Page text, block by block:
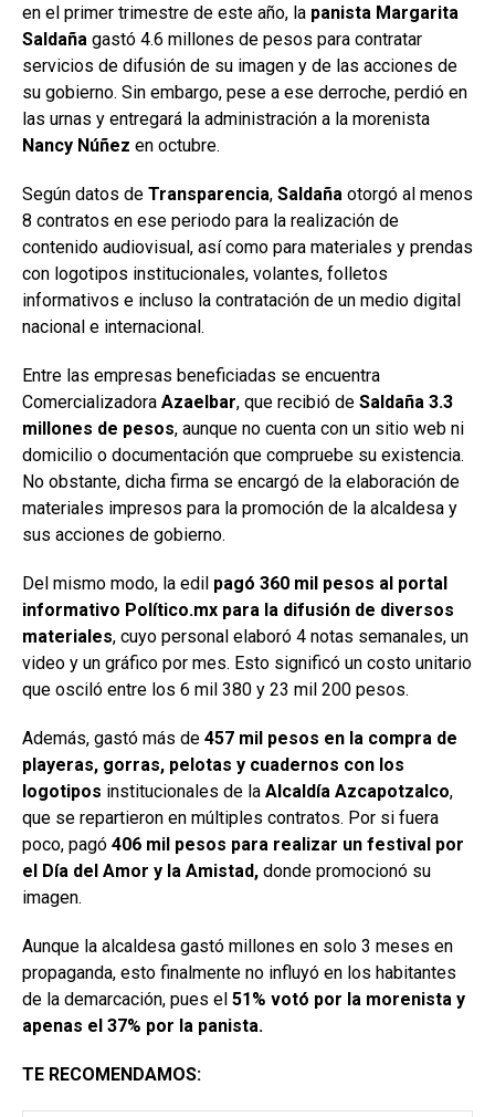
en el primer trimestre de este año, la panista Margarita
Saldaña gastó 4.6 millones de pesos para contratar
servicios de difusión de su imagen y de las acciones de
su gobierno. Sin embargo, pese a ese derroche, perdió en
las urnas y entregará la administración a la morenista
Nancy Núñez en octubre.
Según datos de Transparencia, Saldaña otorgó al menos
8 contratos en ese periodo para la realización de
contenido audiovisual, así como para materiales y prendas
con logotipos institucionales, volantes, folletos
informativos e incluso la contratación de un medio digital
nacional e internacional.
Entre las empresas beneficiadas se encuentra
Comercializadora Azaelbar, que recibió de Saldaña 3.3
millones de pesos, aunque no cuenta con un sitio web ni
domicilio o documentación que compruebe su existencia.
No obstante, dicha firma se encargó de la elaboración de
materiales impresos para la promoción de la alcaldesa y
sus acciones de gobierno.
Del mismo modo, la edil pagó 360 mil pesos al portal
informativo Político.mx para la difusión de diversos
materiales, cuyo personal elaboró 4 notas semanales, un
video y un gráfico por mes. Esto significó un costo unitario
que osciló entre los 6 mil 380 y 23 mil 200 pesos.
Además, gastó más de 457 mil pesos en la compra de
playeras, gorras, pelotas y cuadernos con los
logotipos institucionales de la Alcaldía Azcapotzalco,
que se repartieron en múltiples contratos. Por si fuera
poco, pagó 406 mil pesos para realizar un festival por
el Día del Amor y la Amistad, donde promocionó su
imagen.
Aunque la alcaldesa gastó millones en solo 3 meses en
propaganda, esto finalmente no influyó en los habitantes
de la demarcación, pues el 51% votó por la morenista y
apenas el 37% por la panista.
TE RECOMENDAMOS: